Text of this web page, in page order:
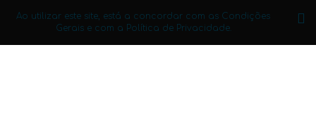
Ao utilizar este site, está a concordar com as Condições
Gerais e com a Política de Privacidade.
PUBLIQUE O SEU LIVRO CONNOSCO